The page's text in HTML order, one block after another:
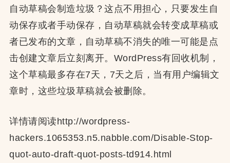
自动草稿会制造垃圾？这点不用担心，只要发生自
动保存或者手动保存，自动草稿就会转变成草稿或
者已发布的文章，自动草稿不消失的唯一可能是点
击创建文章后立刻离开。WordPress有回收机制，
这个草稿最多存在7天，7天之后，当有用户编辑文
章时，这些垃圾草稿就会被删除。
详情请阅读http://wordpress-
hackers.1065353.n5.nabble.com/Disable-Stop-
quot-auto-draft-quot-posts-td914.html